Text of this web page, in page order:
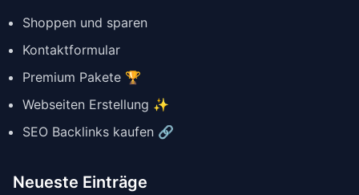
Shoppen und sparen
Kontaktformular
Premium Pakete 🏆
Webseiten Erstellung ✨
SEO Backlinks kaufen 🔗
Neueste Einträge